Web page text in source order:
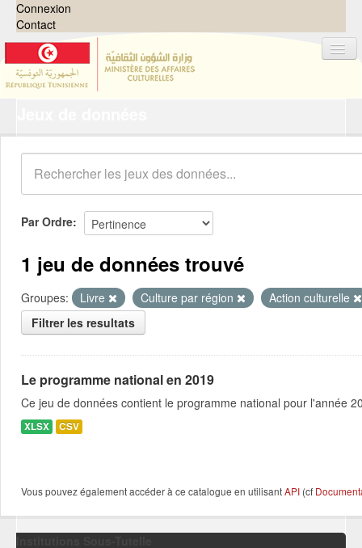
Connexion
Contact
Organisations
Groupes
Demandes 0
À propos
Par Ordre
1 jeu de données trouvé
Groupes: Livre Culture par région
Action culturelle
Filtrer les resultats
Le programme national en 2019
Ce jeu de données contient le programme national pour l'année
XLSX CSV
Vous pouvez également accéder à ce catalogue en utilisantAPI (cf